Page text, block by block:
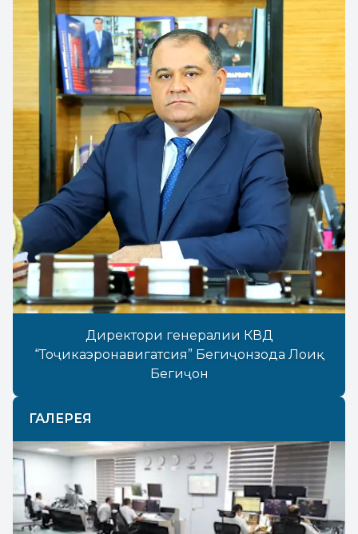
Директори генералии КВД
“Тоҷикаэронавигатсия” Бегиҷонзода Лоиқ
Бегиҷон
ГАЛЕРЕЯ